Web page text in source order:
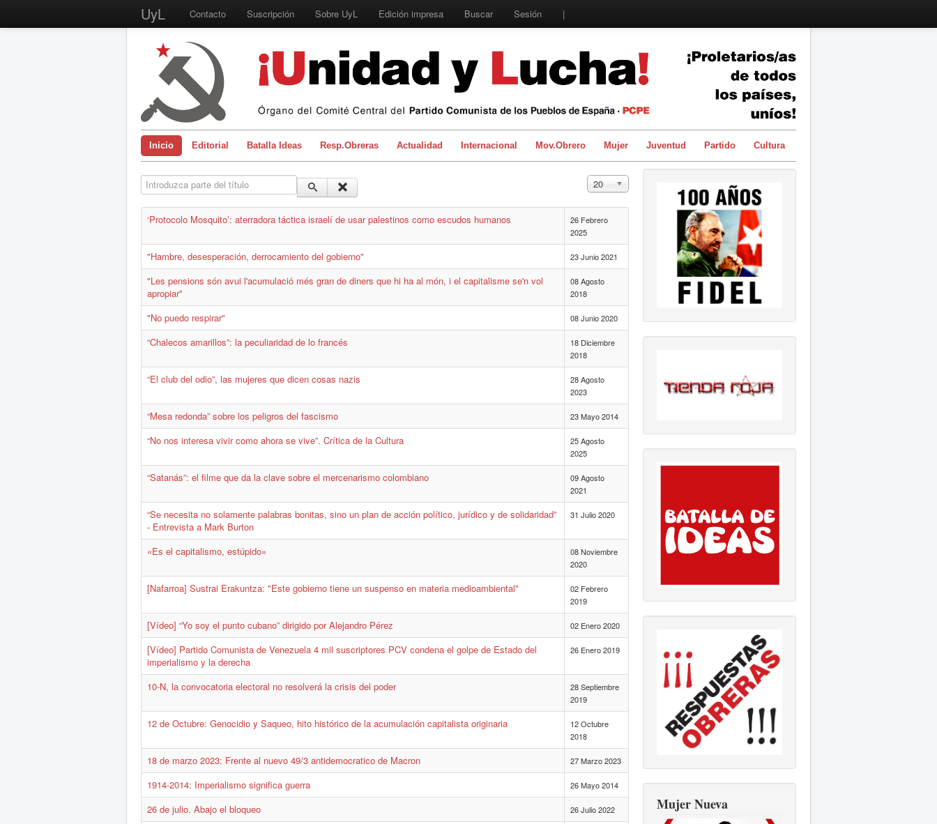
UyL Contacto Suscripción Sobre UyL Edición impresa Buscar Sesión |
Inicio Editorial Batalla Ideas Resp.Obreras Actualidad Internacional Mov.Obrero Mujer Juventud Partido Cultura
Introduzca parte del título Cantidad a mostrar
20
‘Protocolo Mosquito’: aterradora táctica israelí de usar palestinos como escudos humanos
26 Febrero
2025
"Hambre, desesperación, derrocamiento del gobierno" 23 Junio 2021
"Les pensions són avui l'acumulació més gran de diners que hi ha al món, i el capitalisme se'n vol
apropiar"
08 Agosto
2018
"No puedo respirar" 08 Junio 2020
“Chalecos amarillos”: la peculiaridad de lo francés
18 Diciembre
2018
“El club del odio”, las mujeres que dicen cosas nazis
28 Agosto
2023
“Mesa redonda” sobre los peligros del fascismo 23 Mayo 2014
“No nos interesa vivir como ahora se vive”. Crítica de la Cultura
25 Agosto
2025
“Satanás”: el filme que da la clave sobre el mercenarismo colombiano
09 Agosto
2021
“Se necesita no solamente palabras bonitas, sino un plan de acción político, jurídico y de solidaridad”
- Entrevista a Mark Burton
31 Julio 2020
«Es el capitalismo, estúpido»
08 Noviembre
2020
[Nafarroa] Sustrai Erakuntza: "Este gobierno tiene un suspenso en materia medioambiental"
02 Febrero
2019
[Vídeo] “Yo soy el punto cubano” dirigido por Alejandro Pérez 02 Enero 2020
[Vídeo] Partido Comunista de Venezuela 4 mil suscriptores PCV condena el golpe de Estado del
imperialismo y la derecha
26 Enero 2019
10-N, la convocatoria electoral no resolverá la crisis del poder
28 Septiembre
2019
12 de Octubre: Genocidio y Saqueo, hito histórico de la acumulación capitalista originaria
12 Octubre
2018
18 de marzo 2023: Frente al nuevo 49/3 antidemocratico de Macron 27 Marzo 2023
1914-2014: Imperialismo significa guerra 26 Mayo 2014
26 de julio. Abajo el bloqueo 26 Julio 2022 Mujer Nueva